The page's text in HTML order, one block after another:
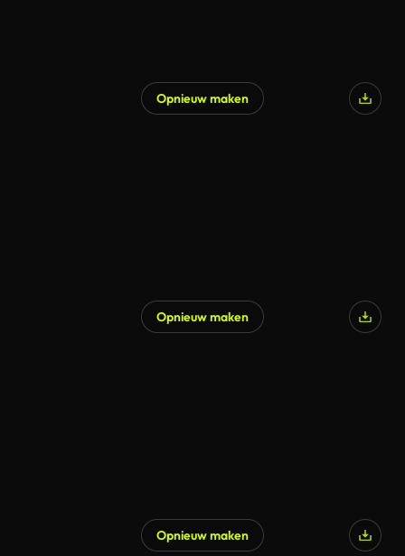
Opnieuw maken
Opnieuw maken
Opnieuw maken